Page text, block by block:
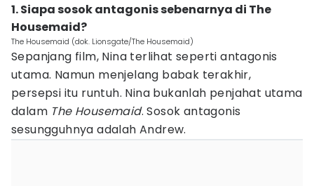
1. Siapa sosok antagonis sebenarnya di The
Housemaid?
The Housemaid (dok. Lionsgate/The Housemaid)
Sepanjang film, Nina terlihat seperti antagonis
utama. Namun menjelang babak terakhir,
persepsi itu runtuh. Nina bukanlah penjahat utama
dalam The Housemaid. Sosok antagonis
sesungguhnya adalah Andrew.